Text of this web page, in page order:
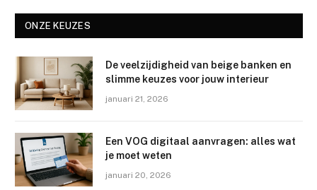
ONZE KEUZES
De veelzijdigheid van beige banken en
slimme keuzes voor jouw interieur
januari 21, 2026
Een VOG digitaal aanvragen: alles wat
je moet weten
januari 20, 2026